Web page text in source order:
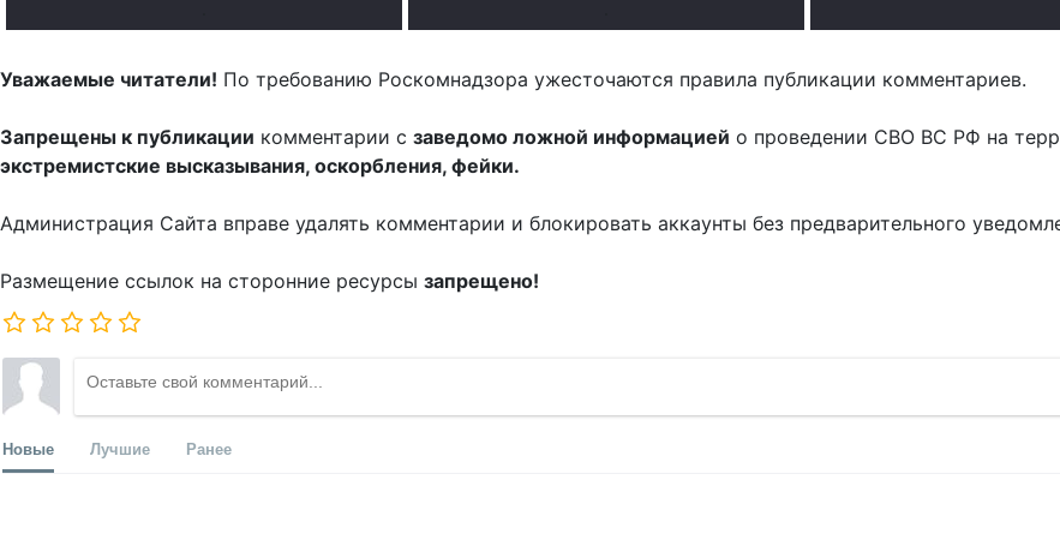
Уважаемые читатели! По требованию Роскомнадзора ужесточаются правила публикации комментариев.
Запрещены к публикации комментарии с заведомо ложной информацией о проведении СВО ВС РФ на
экстремистские высказывания, оскорбления, фейки.
Администрация Сайта вправе удалять комментарии и блокировать аккаунты без предварительного
Размещение ссылок на сторонние ресурсы запрещено!
Новые Лучшие Ранее